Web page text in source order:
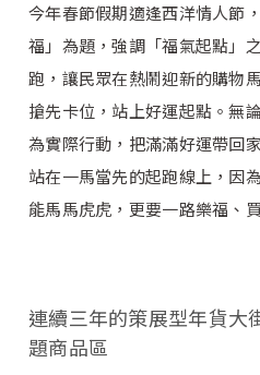
今年春節假期適逢西洋情人節
福」為題，強調「福氣起點」
跑，讓民眾在熱鬧迎新的購物
搶先卡位，站上好運起點。無
為實際行動，把滿滿好運帶回
站在一馬當先的起跑線上，因
能馬馬虎虎，更要一路樂福、
連續三年的策展型年貨大
題商品區